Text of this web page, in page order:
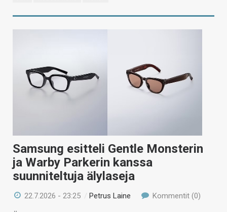
Samsung esitteli Gentle Monsterin
ja Warby Parkerin kanssa
suunniteltuja älylaseja
22.7.2026 - 23:25 /Petrus Laine Kommentit (0)